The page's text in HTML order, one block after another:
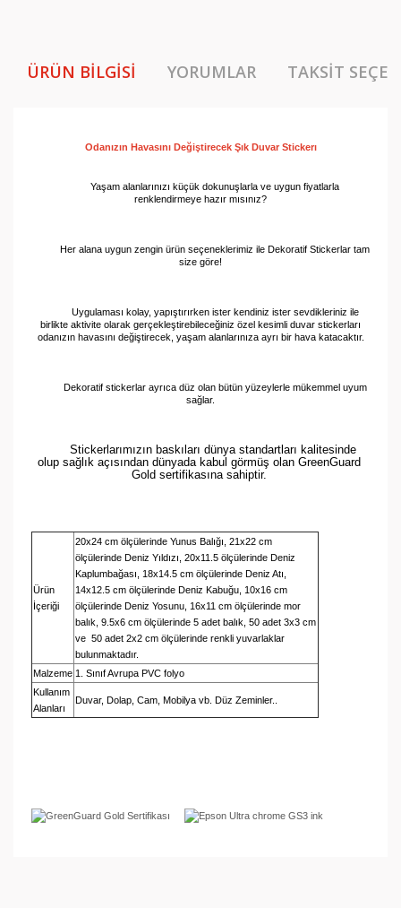
ÜRÜN BILGISI YORUMLAR TAKSIT
Odanızın Havasını Değiştirecek Şık Duvar Stickerı
Yaşam alanlarınızı küçük dokunuşlarla ve uygun fiyatlarla
renklendirmeye hazır mısınız?
Her alana uygun zengin ürün seçeneklerimiz ile Dekoratif Stickerlar tam
size göre!
Uygulaması kolay, yapıştırırken ister kendiniz ister sevdikleriniz ile
birlikte aktivite olarak gerçekleştirebileceğiniz özel kesimli duvar stickerları
odanızın havasını değiştirecek, yaşam alanlarınıza ayrı bir hava katacaktır.
Dekoratif stickerlar ayrıca düz olan bütün yüzeylerle mükemmel uyum
sağlar.
Stickerlarımızın baskıları dünya standartları kalitesinde
olup sağlık açısından dünyada kabul görmüş olan GreenGuard
Gold sertifikasına sahiptir.
Ürün
İçeriği
20x24 cm ölçülerinde Yunus Balığı, 21x22 cm
ölçülerinde Deniz Yıldızı, 20x11.5 ölçülerinde Deniz
Kaplumbağası, 18x14.5 cm ölçülerinde Deniz Atı,
14x12.5 cm ölçülerinde Deniz Kabuğu, 10x16 cm
ölçülerinde Deniz Yosunu, 16x11 cm ölçülerinde mor
balık, 9.5x6 cm ölçülerinde 5 adet balık, 50 adet 3x3 cm
ve 50 adet 2x2 cm ölçülerinde renkli yuvarlaklar
bulunmaktadır.
Malzeme 1. Sınıf Avrupa PVC folyo
Kullanım
Alanları
Duvar, Dolap, Cam, Mobilya vb. Düz Zeminler..